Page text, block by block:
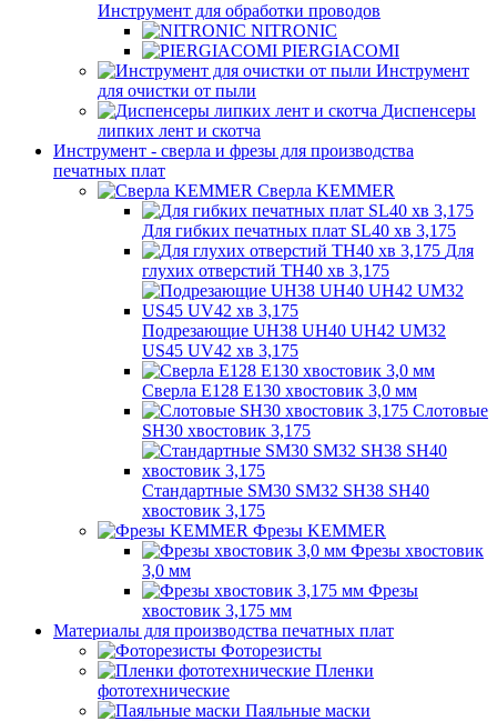
Инструмент для обработки проводов
NITRONIC
PIERGIACOMI
Инструмент
для очистки от пыли
Диспенсеры
липких лент и скотча
Инструмент - сверла и фрезы для производства
печатных плат
Сверла KEMMER
Для гибких печатных плат SL40 хв 3,175
Для
глухих отверстий TH40 хв 3,175
Подрезающие UH38 UH40 UH42 UM32
US45 UV42 хв 3,175
Сверла E128 E130 хвостовик 3,0 мм
Слотовые
SH30 хвостовик 3,175
Стандартные SM30 SM32 SH38 SH40
хвостовик 3,175
Фрезы KEMMER
Фрезы хвостовик
3,0 мм
Фрезы
хвостовик 3,175 мм
Материалы для производства печатных плат
Фоторезисты
Пленки
фототехнические
Паяльные маски